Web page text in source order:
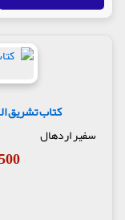
کتاب تشریق
سفیر اردهال